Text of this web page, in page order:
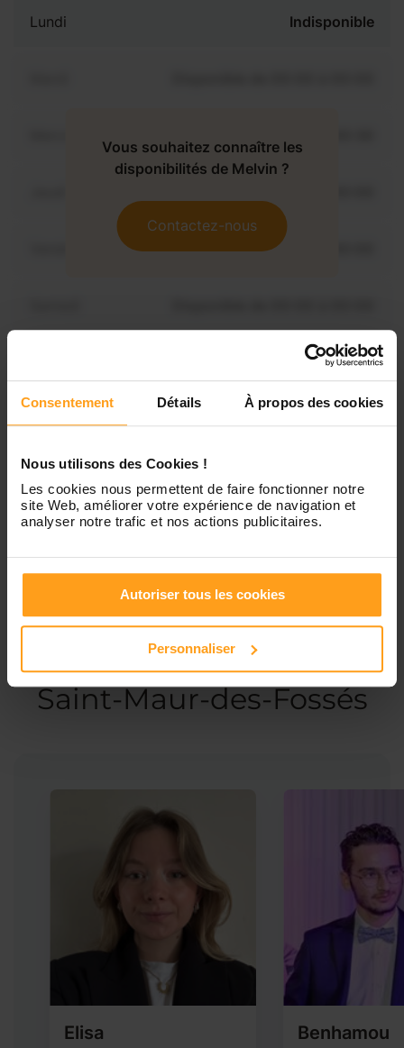
Consentement Détails À propos des cookies
Nous utilisons des Cookies !
Les cookies nous permettent de faire fonctionner notre
site Web, améliorer votre expérience de navigation et
analyser notre trafic et nos actions publicitaires.
Autoriser tous les cookies
Personnaliser
Lundi Indisponible
Disponible de 00:00 à 00:00
Disponible de 00:00 à 00:00
Vous souhaitez connaître les
disponibilités de Melvin ?
Contactez-nous
Garde d’enfants
Ces profils pourraient vous intéresser
Babysitters proches de
Saint-Maur-des-Fossés
Elisa Benhamou